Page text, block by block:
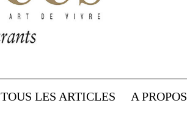
TOUS LES ARTICLES A PROPOS